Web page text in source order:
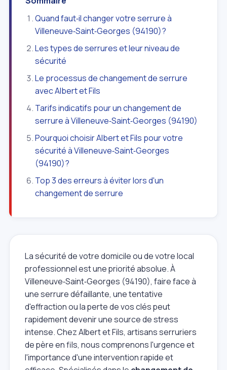
Quand faut‑il changer votre serrure à
Villeneuve‑Saint‑Georges (94190)?
Les types de serrures et leur niveau de
sécurité
Le processus de changement de serrure
avec Albert et Fils
Tarifs indicatifs pour un changement de
serrure à Villeneuve‑Saint‑Georges (94190)
Pourquoi choisir Albert et Fils pour votre
sécurité à Villeneuve‑Saint‑Georges
(94190)?
Top 3 des erreurs à éviter lors d'un
changement de serrure
La sécurité de votre domicile ou de votre local
professionnel est une priorité absolue. À
Villeneuve‑Saint‑Georges (94190), faire face à
une serrure défaillante, une tentative
d'effraction ou la perte de vos clés peut
rapidement devenir une source de stress
intense. Chez Albert et Fils, artisans serruriers
de père en fils, nous comprenons l'urgence et
l'importance d'une intervention rapide et